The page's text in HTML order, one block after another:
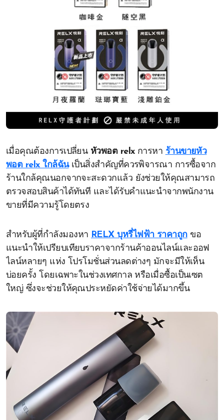
เมื่อคุณต้องการเปลี่ยน หัวพอต relxการหา ร้านขายหัว
พอต relx ใกล้ฉันเป็นสิ่งสำคัญที่ควรพิจารณา การซื้อจาก
ร้านใกล้คุณนอกจากจะสะดวกแล้ว ยังช่วยให้คุณสามารถ
ตรวจสอบสินค้าได้ทันที และได้รับคำแนะนำจากพนักงาน
ขายที่มีความรู้โดยตรง
สำหรับผู้ที่กำลังมองหา RELX บุหรี่ไฟฟ้า ราคาถูกขอ
แนะนำให้เปรียบเทียบราคาจากร้านค้าออนไลน์และออฟ
ไลน์หลายๆ แห่ง โปรโมชั่นส่วนลดต่างๆ มักจะมีให้เห็น
บ่อยครั้ง โดยเฉพาะในช่วงเทศกาล หรือเมื่อซื้อเป็นเซต
ใหญ่ ซึ่งจะช่วยให้คุณประหยัดค่าใช้จ่ายได้มากขึ้น